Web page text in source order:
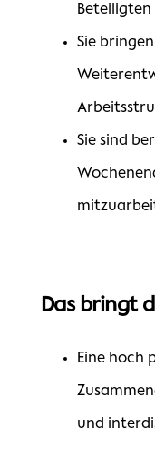
Beteiligten
Sie
Sie sind
Das bringt
Eine hoch
und